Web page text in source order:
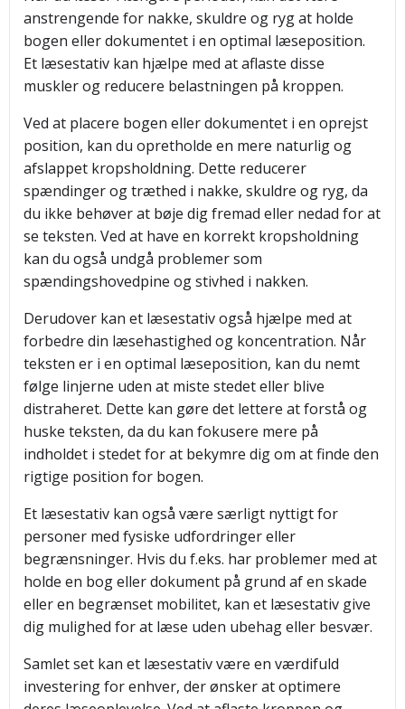
anstrengende for nakke, skuldre og ryg at holde
bogen eller dokumentet i en optimal læseposition.
Et læsestativ kan hjælpe med at aflaste disse
muskler og reducere belastningen på kroppen.
Ved at placere bogen eller dokumentet i en oprejst
position, kan du opretholde en mere naturlig og
afslappet kropsholdning. Dette reducerer
spændinger og træthed i nakke, skuldre og ryg, da
du ikke behøver at bøje dig fremad eller nedad for at
se teksten. Ved at have en korrekt kropsholdning
kan du også undgå problemer som
spændingshovedpine og stivhed i nakken.
Derudover kan et læsestativ også hjælpe med at
forbedre din læsehastighed og koncentration. Når
teksten er i en optimal læseposition, kan du nemt
følge linjerne uden at miste stedet eller blive
distraheret. Dette kan gøre det lettere at forstå og
huske teksten, da du kan fokusere mere på
indholdet i stedet for at bekymre dig om at finde den
rigtige position for bogen.
Et læsestativ kan også være særligt nyttigt for
personer med fysiske udfordringer eller
begrænsninger. Hvis du f.eks. har problemer med at
holde en bog eller dokument på grund af en skade
eller en begrænset mobilitet, kan et læsestativ give
dig mulighed for at læse uden ubehag eller besvær.
Samlet set kan et læsestativ være en værdifuld
investering for enhver, der ønsker at optimere